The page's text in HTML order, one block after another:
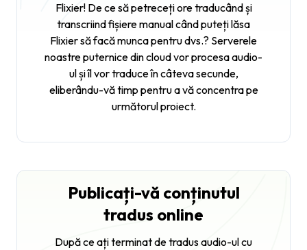
Flixier! De ce să petreceți ore traducând și
transcriind fișiere manual când puteți lăsa
Flixier să facă munca pentru dvs.? Serverele
noastre puternice din cloud vor procesa audio-
ul și îl vor traduce în câteva secunde,
eliberându-vă timp pentru a vă concentra pe
următorul proiect.
Publicați-vă conținutul
tradus online
După ce ați terminat de tradus audio-ul cu